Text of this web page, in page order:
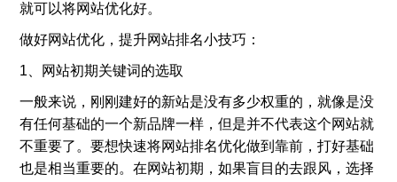
就可以将网站优化好。
做好网站优化，提升网站排名小技巧：
1、网站初期关键词的选取
一般来说，刚刚建好的新站是没有多少权重的，就像是没
有任何基础的一个新品牌一样，但是并不代表这个网站就
不重要了。要想快速将网站排名优化做到靠前，打好基础
也是相当重要的。在网站初期，如果盲目的去跟风，选择